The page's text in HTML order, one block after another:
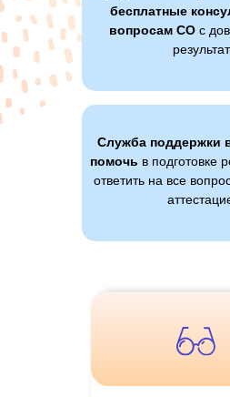
Служба поддержки
помочь в подготовке
ответить на все
бесплатные
вопросам СО с